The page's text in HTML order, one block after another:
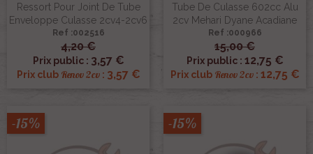
Ressort Pour Joint De Tube
Enveloppe Culasse 2cv4-2cv6
Ref :002516
4,20 €
Prix public : 3,57 €
Prix club Renov 2cv: 3,57 €
Tube De Culasse 602cc Alu
2cv Mehari Dyane Acadiane
Ref :000966
15,00 €
Prix public : 12,75 €
Prix club Renov 2cv: 12,75 €
-15% -15%